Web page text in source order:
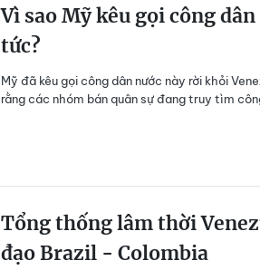
Vì sao Mỹ kêu gọi công
tức?
Mỹ đã kêu gọi công dân nước này rời khỏi
rằng các nhóm bán quân sự đang truy tìm
Tổng thống lâm thời
đạo Brazil - Colombia